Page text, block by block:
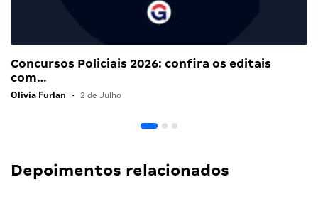
Concursos Policiais 2026: confira os editais
com…
Olivia Furlan • 2 de Julho
Depoimentos relacionados